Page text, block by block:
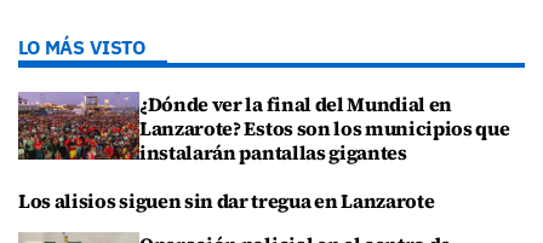
LO MÁS VISTO
¿Dónde ver la final del Mundial en
Lanzarote? Estos son los municipios que
instalarán pantallas gigantes
Los alisios siguen sin dar tregua en Lanzarote